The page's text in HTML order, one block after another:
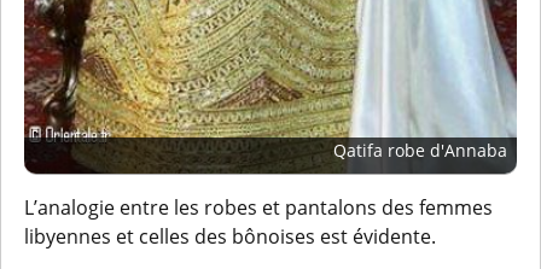
Qatifa robe d'Annaba
L’analogie entre les robes et pantalons des femmes
libyennes et celles des bônoises est évidente.